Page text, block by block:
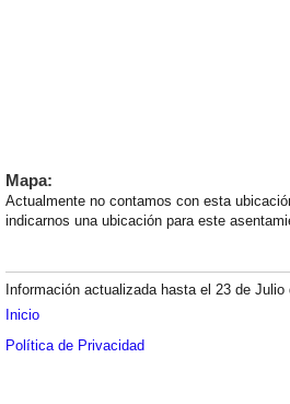
Mapa:
Actualmente no contamos con esta
indicarnos una ubicación para este
Información actualizada hasta el 23 de Julio
Inicio
Política de Privacidad